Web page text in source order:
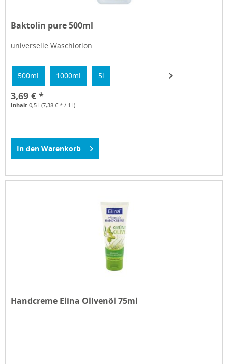
Baktolin pure 500ml
universelle Waschlotion
500ml 1000ml 5l
3,69 € *
Inhalt0,5 l(7,38 € * / 1 l)
In den Warenkorb
Handcreme Elina Olivenöl 75ml